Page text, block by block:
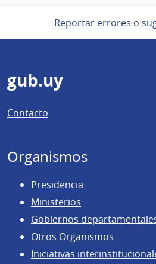
Reportar errores o
Pie
de
página
gub.uy
Contacto
Organismos
Presidencia
Ministerios
Gobiernos
Otros Organismos
Iniciativas